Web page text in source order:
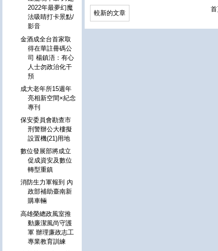
較新的文章
2022年最夢幻魔
法吸睛打卡景點/
影音
金酒成全台首家取
得在華註冊碼公
司 楊鎮浯：有心
人士勿政治化干
預
成大老年所15週年
亮相新空間×紀念
專刊
保安委員會勘查市
刑警辦公大樓擬
設置機(21)用地
數位發展部將成立
促成資安及數位
轉型重鎮
消防生力軍報到 內
政部補助臺南新
購車輛
高雄榮總政風室推
動廉潔風尚守護
軍 辦理廉政志工
專業教育訓練